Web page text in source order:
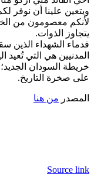
ويتعين علينا أن نوفر
لأنكم معصومون من
يتجاوز الذوات.
فدماء الشهداء الذين
المدنيين هي التي تُعيد
خريطة السودان
على صخرة التاريخ.
المصدر من هنا
Source link